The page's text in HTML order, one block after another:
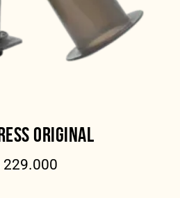
ORIGINAL
229.000